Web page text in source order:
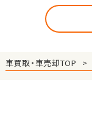
車買取・車売却TOP